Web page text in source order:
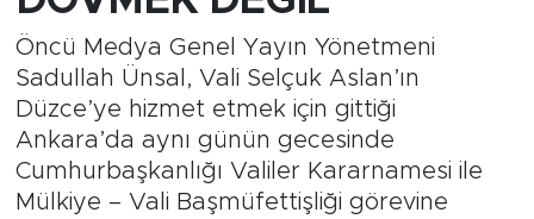
Öncü Medya Genel Yayın Yönetmeni
Sadullah Ünsal, Vali Selçuk Aslan’ın
Düzce’ye hizmet etmek için gittiği
Ankara’da aynı günün gecesinde
Cumhurbaşkanlığı Valiler Kararnamesi ile
Mülkiye – Vali Başmüfettişliği görevine
Öncü Radyo Dinle
Öncü TV İzle
Son Dakika Haberleri
Haber Arşivi